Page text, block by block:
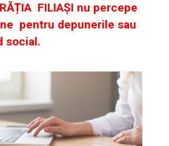
FILIAȘI nu percepe
pentru depunerile sau
social.